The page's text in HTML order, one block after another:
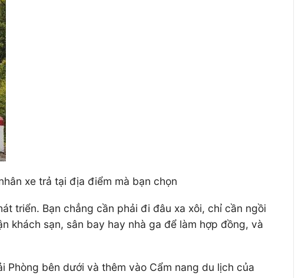
xe trả tại địa điểm mà bạn chọn
triển. Bạn chẳng cần phải đi đâu xa xôi, chỉ cần ngồi
khách sạn, sân bay hay nhà ga để làm hợp đồng, và
Phòng bên dưới và thêm vào Cẩm nang du lịch của